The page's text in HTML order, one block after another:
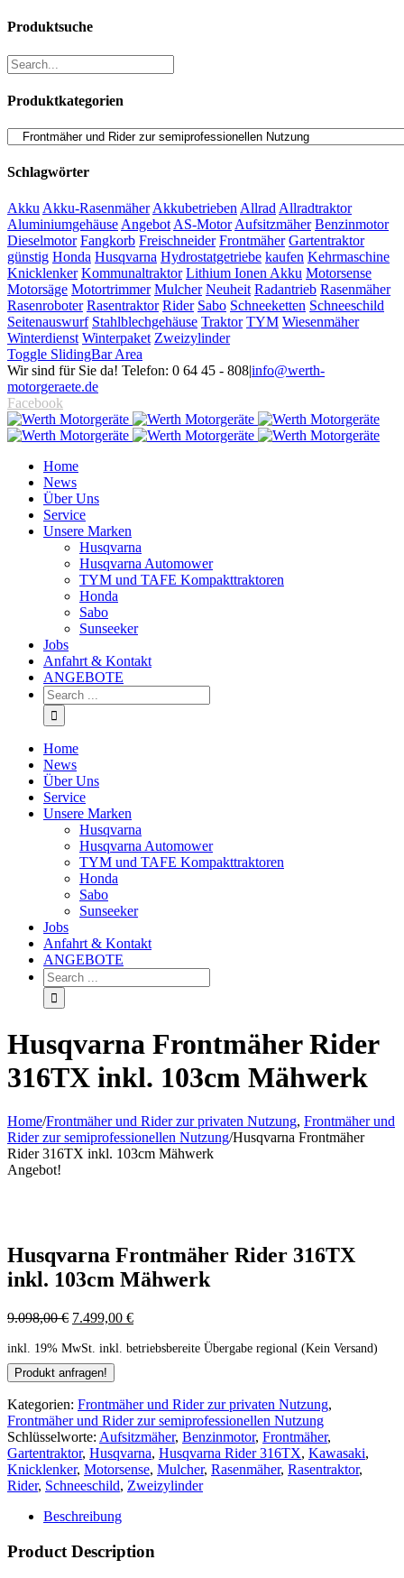
Produktsuche
Produktkategorien
Schlagwörter
Akku Akku-Rasenmäher Akkubetrieben Allrad Allradtraktor
Aluminiumgehäuse Angebot AS-Motor Aufsitzmäher Benzinmotor
Dieselmotor Fangkorb Freischneider Frontmäher Gartentraktor
günstig Honda Husqvarna Hydrostatgetriebe kaufen Kehrmaschine
Knicklenker Kommunaltraktor Lithium Ionen Akku Motorsense
Motorsäge Motortrimmer Mulcher Neuheit Radantrieb Rasenmäher
Rasenroboter Rasentraktor Rider Sabo Schneeketten Schneeschild
Seitenauswurf Stahlblechgehäuse Traktor TYM Wiesenmäher
Winterdienst Winterpaket Zweizylinder
Toggle SlidingBar Area
Wir sind für Sie da! Telefon: 0 64 45 - 808|info@werth-
motorgeraete.de
Facebook
Home
News
Über Uns
Service
Unsere Marken
Husqvarna
Husqvarna Automower
TYM und TAFE Kompakttraktoren
Honda
Sabo
Sunseeker
Jobs
Anfahrt & Kontakt
ANGEBOTE
Home
News
Über Uns
Service
Unsere Marken
Husqvarna
Husqvarna Automower
TYM und TAFE Kompakttraktoren
Honda
Sabo
Sunseeker
Jobs
Anfahrt & Kontakt
ANGEBOTE
Husqvarna Frontmäher Rider
316TX inkl. 103cm Mähwerk
Home/Frontmäher und Rider zur privaten Nutzung, Frontmäher und
Rider zur semiprofessionellen Nutzung/Husqvarna Frontmäher
Rider 316TX inkl. 103cm Mähwerk
Angebot!
Husqvarna Frontmäher Rider 316TX
inkl. 103cm Mähwerk
9.098,00€ 7.499,00 €
inkl. 19% MwSt. inkl. betriebsbereite Übergabe regional (Kein Versand)
Kategorien: Frontmäher und Rider zur privaten Nutzung,
Frontmäher und Rider zur semiprofessionellen Nutzung
Schlüsselworte: Aufsitzmäher, Benzinmotor, Frontmäher,
Gartentraktor, Husqvarna, Husqvarna Rider 316TX, Kawasaki,
Knicklenker, Motorsense, Mulcher, Rasenmäher, Rasentraktor,
Rider, Schneeschild, Zweizylinder
Beschreibung
Product Description